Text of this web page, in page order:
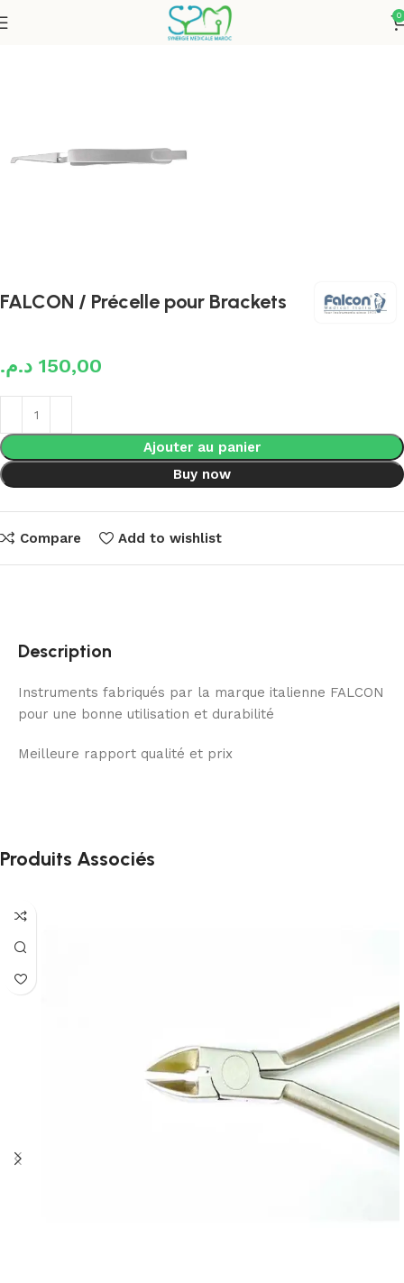
0
Instruments Orthodontiques
FALCON / Précelle pour Brackets
150,00 د.م.
Ajouter au panier
Buy now
Compare Add to wishlist
Description
Instruments fabriqués par la marque italienne FALCON
pour une bonne utilisation et durabilité
Meilleure rapport qualité et prix
Produits Associés